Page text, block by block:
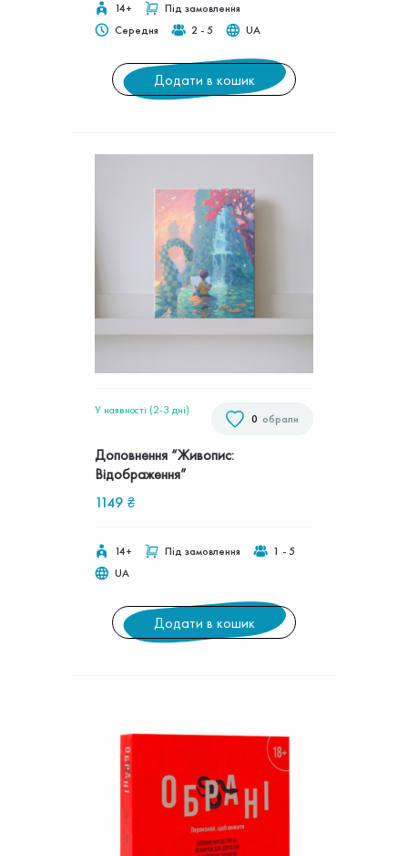
14+
Під замовлення
Середня
2 - 5 UA
Додати в кошик
обрали
0
У наявності (2-3 дні)
Доповнення “Живопис:
Відображення”
1149 ₴
14+ Під замовлення
1 - 5
UA
Додати в кошик